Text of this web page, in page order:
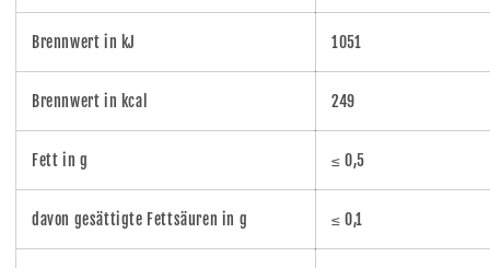
Brennwert in kJ 1051
Brennwert in kcal 249
Fett in g ≤ 0,5
davon gesättigte Fettsäuren in g ≤ 0,1